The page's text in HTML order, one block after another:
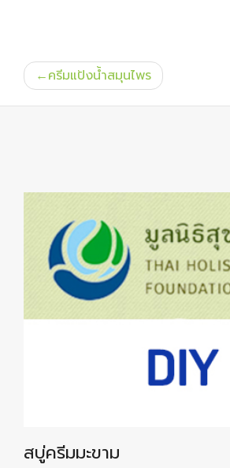
แนะแนว
เรื่อง
ครีมแป้งน้ำสมุนไพร
สบู่ครีมมะขาม